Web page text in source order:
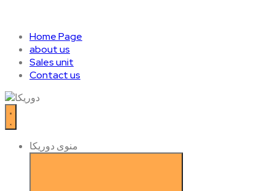
Home Page
about us
Sales unit
Contact us
منوی دوریکا